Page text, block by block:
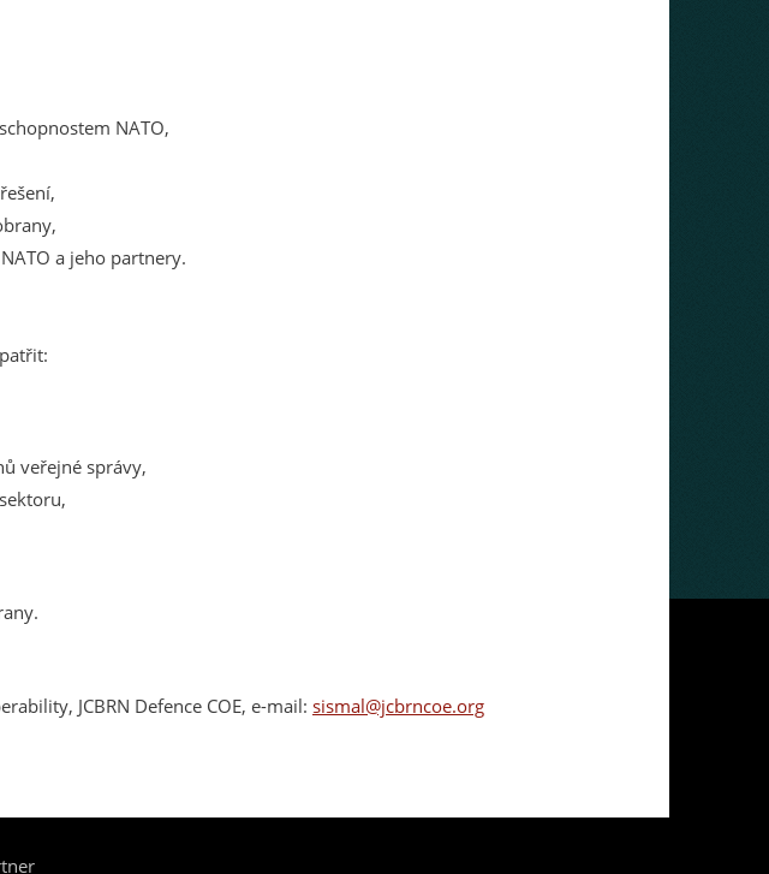
NATO,
a jeho partnery.
veřejné správy,
JCBRN Defence COE, e-mail: sismal@jcbrncoe.org